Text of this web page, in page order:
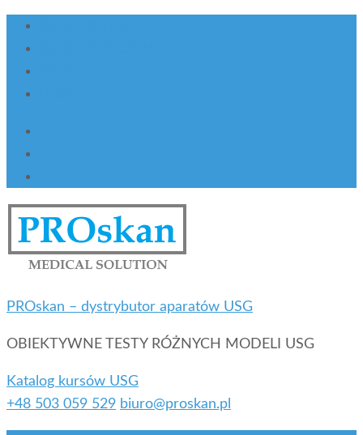
PROskan – dystrybutor aparatów USG
OBIEKTYWNE TESTY RÓŻNYCH MODELI USG
Katalog kursów USG
+48 503 059 529 biuro@proskan.pl